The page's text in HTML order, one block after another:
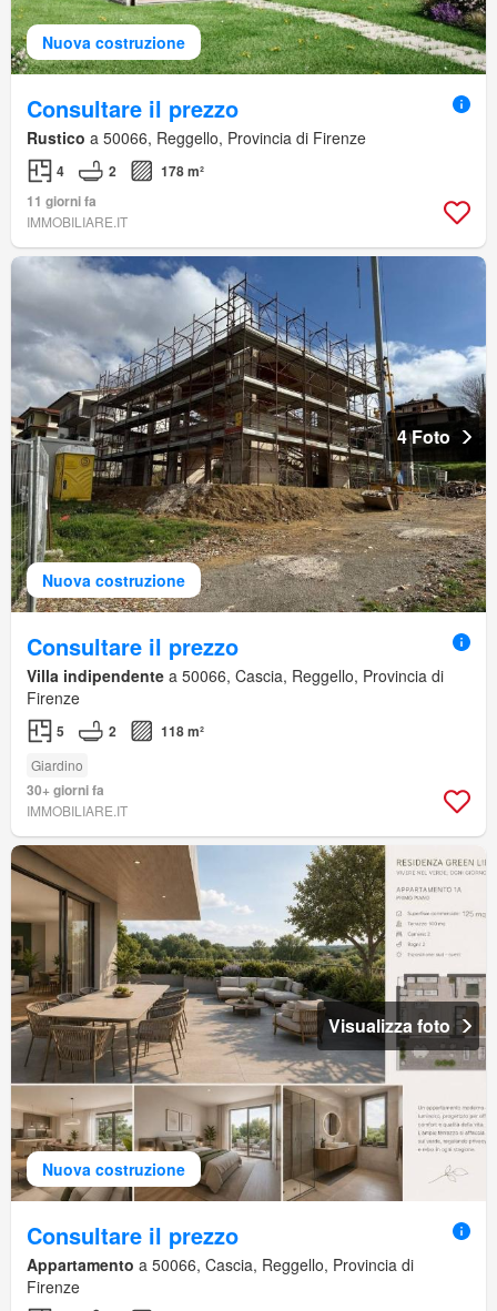
Nuova costruzione
Consultare il prezzo
Rustico a 50066, Reggello, Provincia di Firenze
4 2
178 m²
11 giorni fa
IMMOBILIARE.IT
Nuova costruzione
4 Foto
Consultare il prezzo
Villa indipendente a 50066, Cascia, Reggello, Provincia di
Firenze
5 2 118 m²
Giardino
30+ giorni fa
IMMOBILIARE.IT
Nuova costruzione
Visualizza foto
Consultare il prezzo
Appartamento a 50066, Cascia, Reggello, Provincia di
Firenze